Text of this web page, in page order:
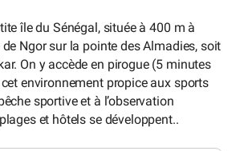
île du Sénégal, située à 400 m à
Ngor sur la pointe des Almadies, soit
On y accède en pirogue (5 minutes
environnement propice aux sports
sportive et à l’observation
et hôtels se développent..